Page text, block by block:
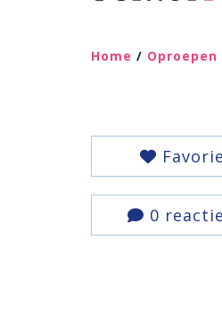
Home /
0